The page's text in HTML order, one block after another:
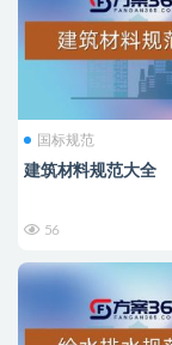
国标规范
建筑材料规范大全
56